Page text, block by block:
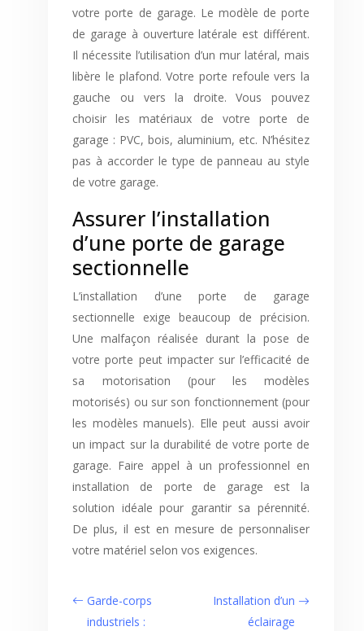
votre porte de garage. Le modèle de porte
de garage à ouverture latérale est différent.
Il nécessite l’utilisation d’un mur latéral, mais
libère le plafond. Votre porte refoule vers la
gauche ou vers la droite. Vous pouvez
choisir les matériaux de votre porte de
garage : PVC, bois, aluminium, etc. N’hésitez
pas à accorder le type de panneau au style
de votre garage.
Assurer l’installation
d’une porte de garage
sectionnelle
L’installation d’une porte de garage
sectionnelle exige beaucoup de précision.
Une malfaçon réalisée durant la pose de
votre porte peut impacter sur l’efficacité de
sa motorisation (pour les modèles
motorisés) ou sur son fonctionnement (pour
les modèles manuels). Elle peut aussi avoir
un impact sur la durabilité de votre porte de
garage. Faire appel à un professionnel en
installation de porte de garage est la
solution idéale pour garantir sa pérennité.
De plus, il est en mesure de personnaliser
votre matériel selon vos exigences.
Garde-corps
industriels :
Installation d’un
éclairage